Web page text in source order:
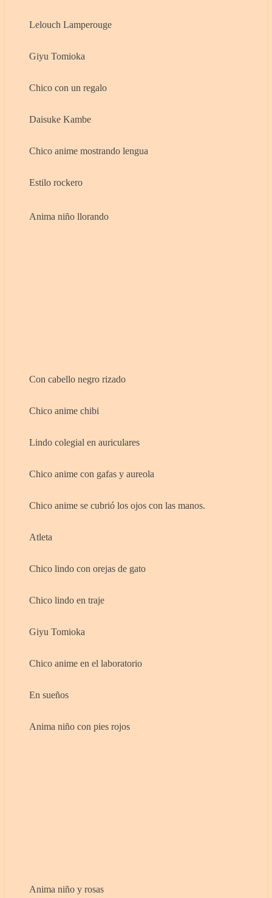
Lelouch Lamperouge
Giyu Tomioka
Chico con un regalo
Daisuke Kambe
Chico anime mostrando lengua
Estilo rockero
Anima niño llorando
Con cabello negro rizado
Chico anime chibi
Lindo colegial en auriculares
Chico anime con gafas y aureola
Chico anime se cubrió los ojos con las manos.
Atleta
Chico lindo con orejas de gato
Chico lindo en traje
Giyu Tomioka
Chico anime en el laboratorio
En sueños
Anima niño con pies rojos
Anima niño y rosas